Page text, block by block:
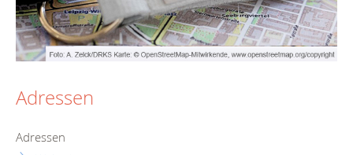
Adressen
Adressen